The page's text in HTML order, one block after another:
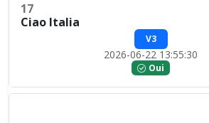
17
Ciao Italia
V3
2026-06-22 13:55:30
Oui